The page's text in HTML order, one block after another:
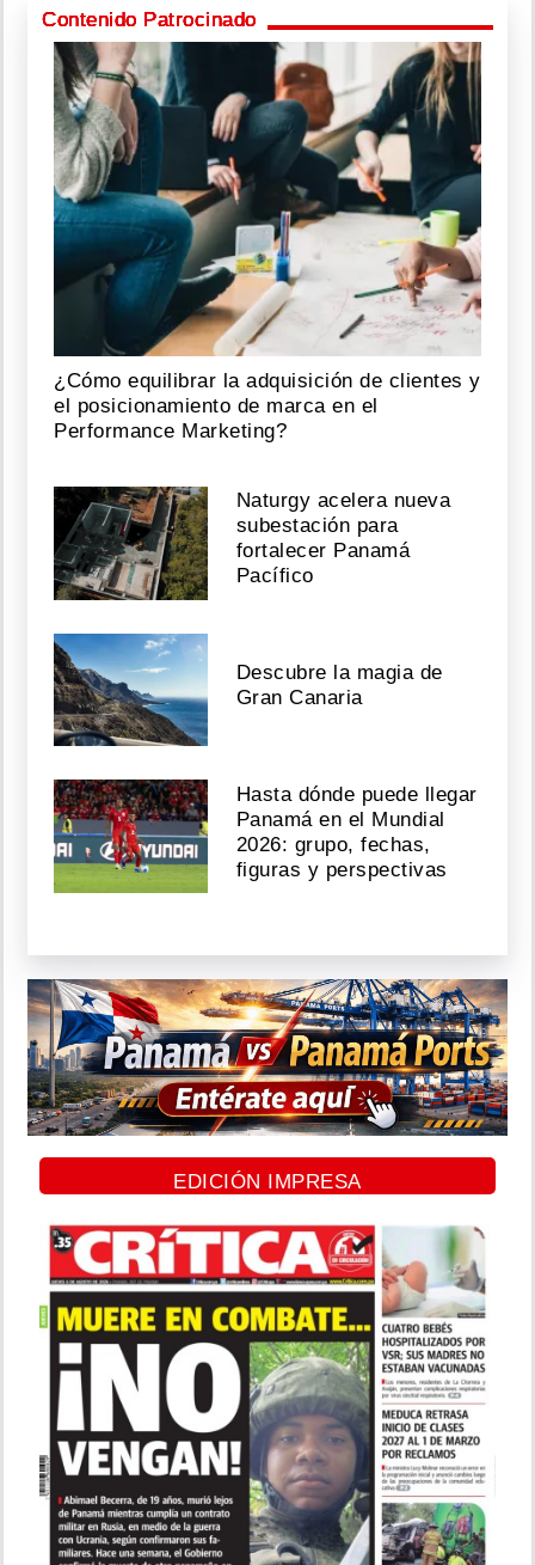
Contenido Patrocinado
¿Cómo equilibrar la adquisición de clientes y
el posicionamiento de marca en el
Performance Marketing?
Naturgy acelera nueva
subestación para
fortalecer Panamá
Pacífico
Descubre la magia de
Gran Canaria
Hasta dónde puede llegar
Panamá en el Mundial
2026: grupo, fechas,
figuras y perspectivas
EDICIÓN IMPRESA